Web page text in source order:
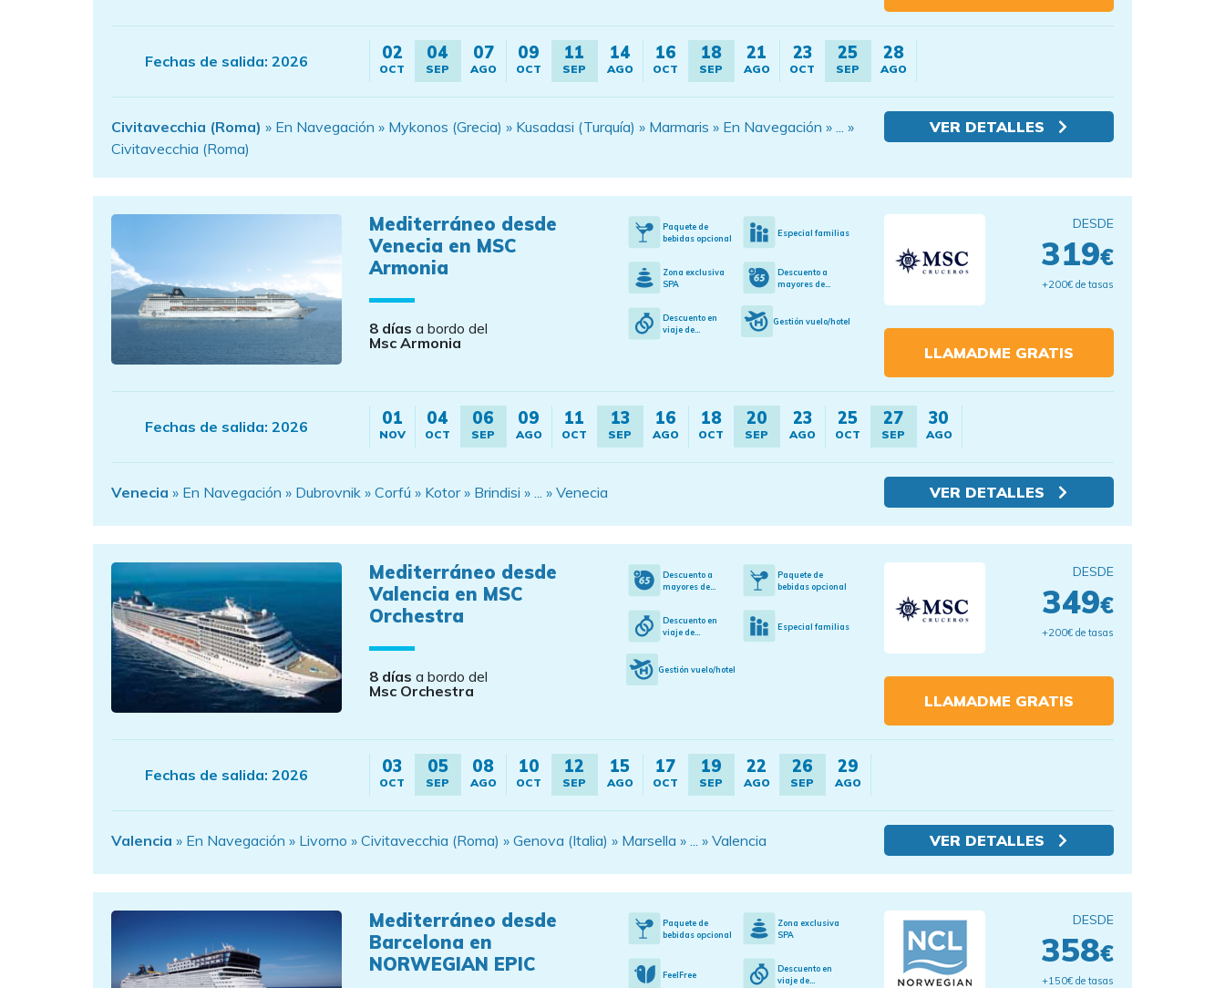
Fechas de salida: 2026 02
OCT
04
SEP
07
AGO
09
OCT
11
SEP
14
AGO
16
OCT
18
SEP
21
AGO
23
OCT
25
SEP
28
AGO
Civitavecchia (Roma) » En Navegación » Mykonos (Grecia) » Kusadasi (Turquía) » Marmaris » En Navegación » ... »
Civitavecchia (Roma)
VER DETALLES
Mediterráneo desde
Venecia en MSC
Armonia
8 días a bordo del
Msc Armonia
Paquete de
bebidas opcional
Especial familias
Zona exclusiva
SPA
Descuento a
mayores de...
Descuento en
viaje de...
Gestión vuelo/hotel
DESDE
319€
+200€ de tasas
LLAMADME GRATIS
Fechas de salida: 2026 01
NOV
04
OCT
06
SEP
09
AGO
11
OCT
13
SEP
16
AGO
18
OCT
20
SEP
23
AGO
25
OCT
27
SEP
30
AGO
Venecia » En Navegación » Dubrovnik » Corfú » Kotor » Brindisi » ... » Venecia VER DETALLES
Mediterráneo desde
Valencia en MSC
Orchestra
8 días a bordo del
Msc Orchestra
Descuento a
mayores de...
Paquete de
bebidas opcional
Descuento en
viaje de...
Especial familias
Gestión vuelo/hotel
DESDE
349€
+200€ de tasas
LLAMADME GRATIS
Fechas de salida: 2026 03
OCT
05
SEP
08
AGO
10
OCT
12
SEP
15
AGO
17
OCT
19
SEP
22
AGO
26
SEP
29
AGO
Valencia » En Navegación » Livorno » Civitavecchia (Roma) » Genova (Italia) » Marsella » ... » Valencia VER DETALLES
Mediterráneo desde
Barcelona en
NORWEGIAN EPIC
Paquete de
bebidas opcional
Zona exclusiva
SPA
FeelFree
Descuento en
viaje de...
DESDE
358€
+150€ de tasas